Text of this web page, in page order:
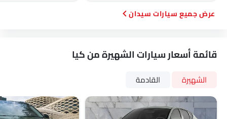
سيارات سيدان
قائمة أسعار سيارات الشهيرة من كيا
الشهيرة القادمة